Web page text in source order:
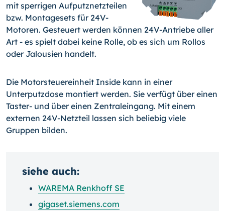
mit sperrigen Aufputznetzteilen
bzw. Montagesets für 24V-
Motoren. Gesteuert werden können 24V-Antriebe aller
Art - es spielt dabei keine Rolle, ob es sich um Rollos
oder Jalousien handelt.
Die Motorsteuereinheit Inside kann in einer
Unterputzdose montiert werden. Sie verfügt über einen
Taster- und über einen Zentraleingang. Mit einem
externen 24V-Netzteil lassen sich beliebig viele
Gruppen bilden.
siehe auch:
WAREMA Renkhoff SE
gigaset.siemens.com